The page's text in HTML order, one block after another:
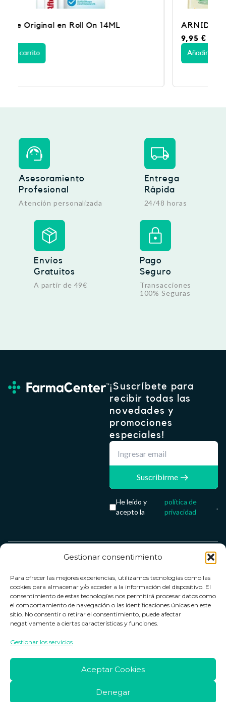
Gestionar consentimiento
Para ofrecer las mejores experiencias, utilizamos tecnologías como las
cookies para almacenar y/o acceder a la información del dispositivo. El
consentimiento de estas tecnologías nos permitirá procesar datos como
el comportamiento de navegación o las identificaciones únicas en este
sitio. No consentir o retirar el consentimiento, puede afectar
negativamente a ciertas características y funciones.
Gestionar los servicios
Aceptar Cookies
Denegar
ARNIDOL PIC ROLL ON 30 ML
Añadir al carrito
Asesoramiento
Profesional
Atención personalizada
Entrega
Rápida
24/48 horas
Envíos
Gratuitos
A partir de 49€
Pago
Seguro
Transacciones
100% Seguras
¡Suscríbete para
recibir todas las
novedades y
promociones
especiales!
Suscribirme
He leído y
acepto la
política de
privacidad
.
Contacto
Contacto
Política de
devoluciones
Horario de
Lun. a Vie.:
18:00h
Términos y
condiciones
Política de
privacidad
cookies
Farmacenter
digital, S.L
B24836249
info@farmacenter.es
de pago